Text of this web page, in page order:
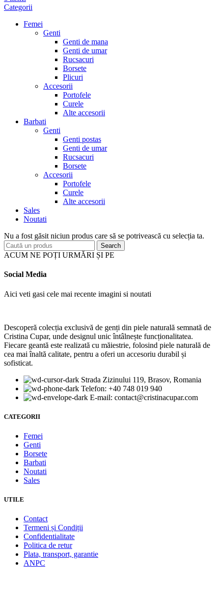
Categorii
Femei
Genti
Genti de mana
Genti de umar
Rucsacuri
Borsete
Plicuri
Accesorii
Portofele
Curele
Alte accesorii
Barbati
Genti
Genti postas
Genti de umar
Rucsacuri
Borsete
Accesorii
Portofele
Curele
Alte accesorii
Sales
Noutati
Nu a fost găsit niciun produs care să se potrivească cu selecția ta.
Search
ACUM NE POȚI URMĂRI ȘI PE
Social Media
Aici veti gasi cele mai recente imagini si noutati
Descoperă colecția exclusivă de genți din piele naturală semnată de
Cristina Cupar, unde designul unic întâlnește funcționalitatea.
Fiecare geantă este realizată cu măiestrie, folosind piele naturală de
cea mai înaltă calitate, pentru a oferi un accesoriu durabil și
sofisticat.
Strada Zizinului 119, Brasov, Romania
Telefon: +40 748 019 940
E-mail: moc.rapucanitsirc@tcatnoc
CATEGORII
Femei
Genti
Borsete
Barbati
Noutati
Sales
UTILE
Contact
Termeni și Condiții
Confidentialitate
Politica de retur
Plata, transport, garantie
ANPC